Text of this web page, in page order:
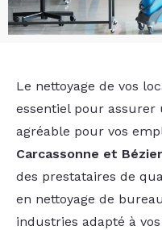
Le nettoyage de vos
essentiel pour assurer
agréable pour vos
Carcassonne et
des prestataires de
en nettoyage de
industries adapté à